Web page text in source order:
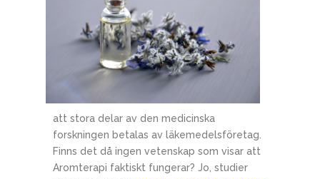
att stora delar av den medicinska
forskningen betalas av läkemedelsföretag.
Finns det då ingen vetenskap som visar att
Aromterapi faktiskt fungerar? Jo, studier